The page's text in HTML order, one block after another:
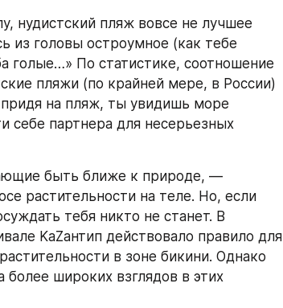
нудистский пляж вовсе не лучшее
из головы остроумное (как тебе
голые…» По статистике, соотношение
пляжи (по крайней мере, в России)
на пляж, ты увидишь море
себе партнера для несерьезных
быть ближе к природе, —
растительности на теле. Но, если
тебя никто не станет. В
KaZaнтип действовало правило для
в зоне бикини. Однако
широких взглядов в этих